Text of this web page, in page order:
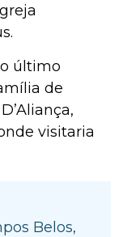
último
de
visitaria
Belos,